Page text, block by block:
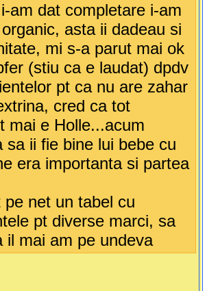
am dat completare i-am
asta ii dadeau si
mi s-a parut mai ok
(stiu ca e laudat) dpdv
pt ca nu are zahar
cred ca tot
mai e Holle...acum
sa ii fie bine lui bebe cu
era importanta si partea
pe net un tabel cu
pt diverse marci, sa
il mai am pe undeva